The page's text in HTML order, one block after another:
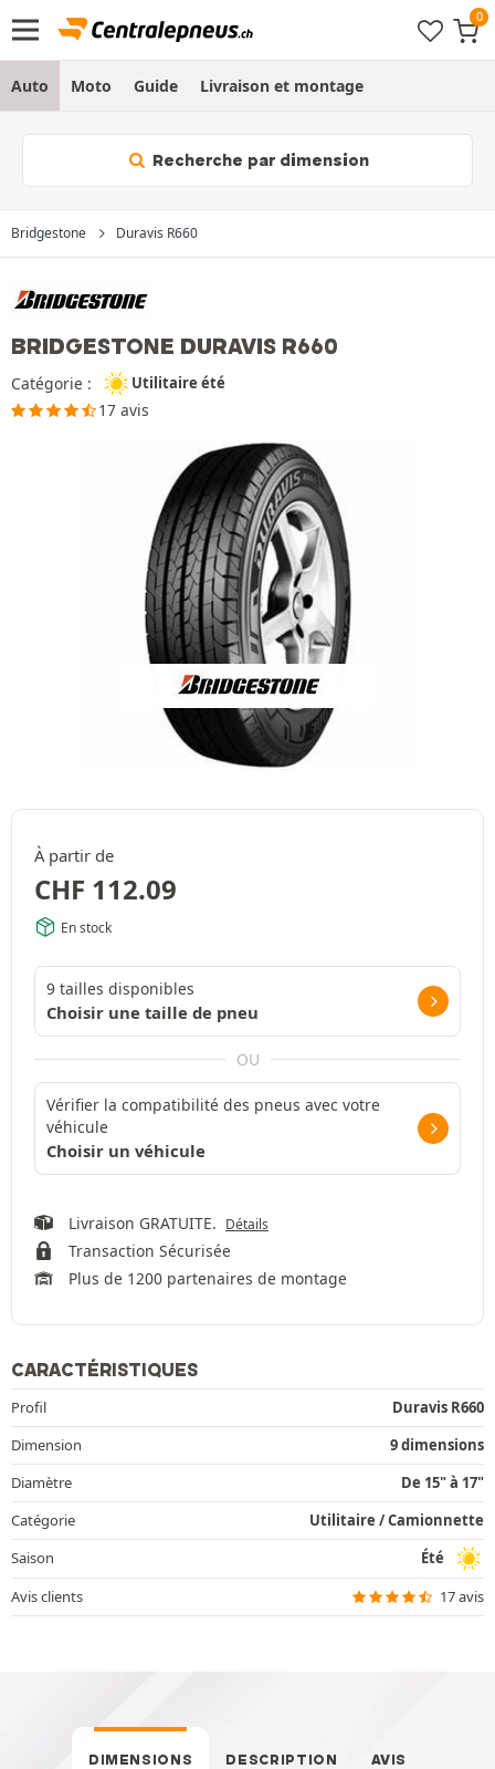
Auto Moto Guide Livraison et montage
Recherche par dimension
Bridgestone Duravis R660
BRIDGESTONE DURAVIS R660
Catégorie : Utilitaire été
17 avis
À partir de
CHF 112.09
En stock
9 tailles disponibles
Choisir une taille de pneu
OU
Vérifier la compatibilité des pneus avec votre
véhicule
Choisir un véhicule
Livraison GRATUITE. Détails
Transaction Sécurisée
Plus de 1200 partenaires de montage
CARACTÉRISTIQUES
Profil
Duravis R660
Dimension
9 dimensions
Diamètre
De 15" à 17"
Catégorie
Utilitaire / Camionnette
Saison
Été
Avis clients
17 avis
DIMENSIONS DESCRIPTION AVIS